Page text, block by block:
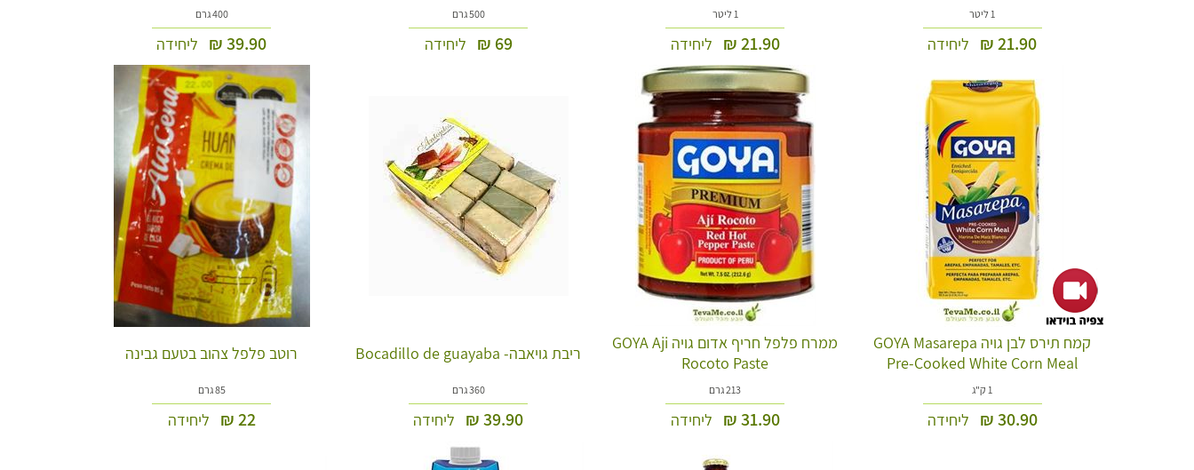
1 ליטר
21.90
₪ ליחידה
1 ליטר
21.90
₪ ליחידה
500 גרם
69
₪ ליחידה
400 גרם
39.90
₪ ליחידה
קמח תירס לבן גויה GOYA Masarepa
Pre-Cooked White Corn Meal
1 ק"ג
30.90
₪ ליחידה
ממרח פלפל חריף אדום גויה GOYA Aji
Rocoto Paste
213 גרם
31.90
₪ ליחידה
ריבת גויאבה- Bocadillo de guayaba
360 גרם
39.90
₪ ליחידה
רוטב פלפל צהוב בטעם גבינה
85 גרם
22
₪ ליחידה